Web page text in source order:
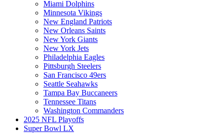
Miami Dolphins
Minnesota Vikings
New England Patriots
New Orleans Saints
New York Giants
New York Jets
Philadelphia Eagles
Pittsburgh Steelers
San Francisco 49ers
Seattle Seahawks
Tampa Bay Buccaneers
Tennessee Titans
Washington Commanders
2025 NFL Playoffs
Super Bowl LX